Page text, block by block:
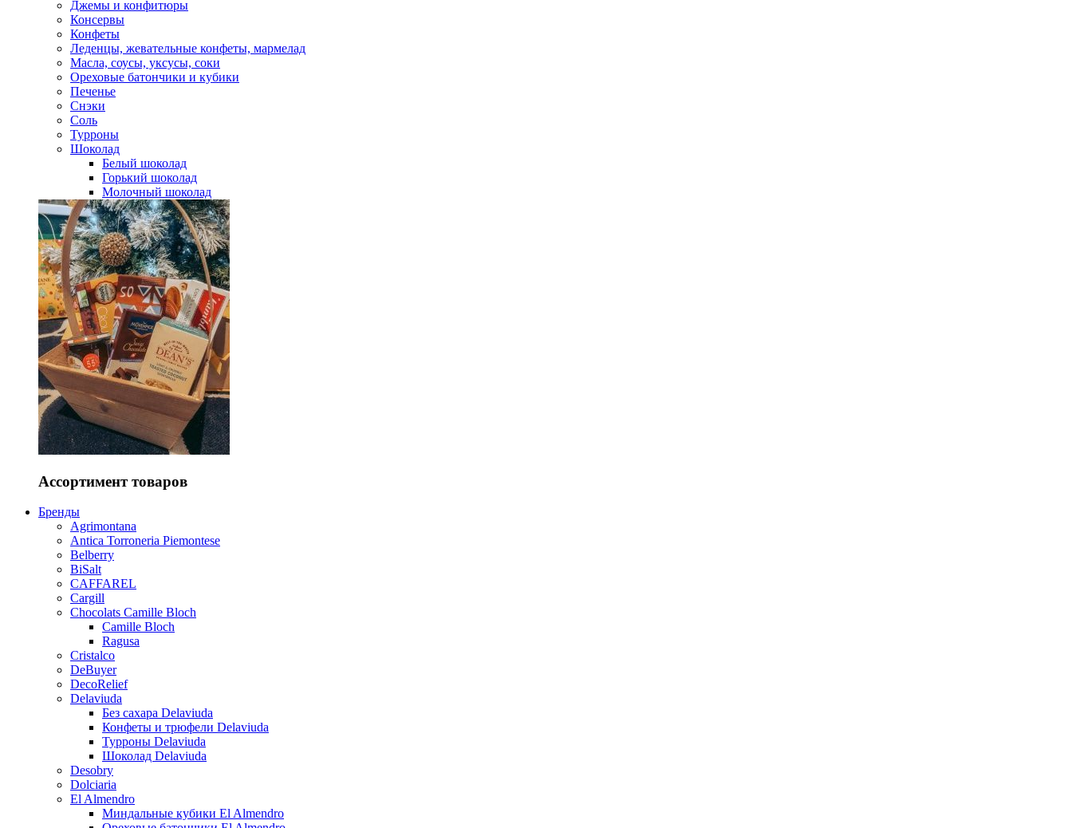
Джемы и конфитюры
Консервы
Конфеты
Леденцы, жевательные конфеты, мармелад
Масла, соусы, уксусы, соки
Ореховые батончики и кубики
Печенье
Снэки
Соль
Турроны
Шоколад
Белый шоколад
Горький шоколад
Молочный шоколад
Ассортимент товаров
Бренды
Agrimontana
Antica Torroneria Piemontese
Belberry
BiSalt
CAFFAREL
Cargill
Chocolats Camille Bloch
Camille Bloch
Ragusa
Cristalco
DeBuyer
DecoRelief
Delaviuda
Без сахара Delaviuda
Конфеты и трюфели Delaviuda
Турроны Delaviuda
Шоколад Delaviuda
Desobry
Dolciaria
El Almendro
Миндальные кубики El Almendro